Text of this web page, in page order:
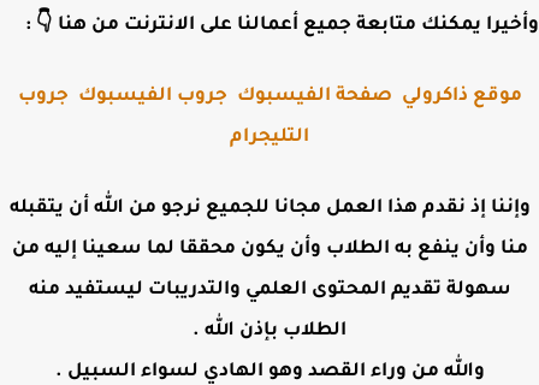
يمكنك متابعة جميع أعمالنا على الانترنت من هنا 👇 :
ذاكرولي صفحة الفيسبوك جروب الفيسبوك جروب
التليجرام
إذ نقدم هذا العمل مجانا للجميع نرجو من الله أن يتقبله
وأن ينفع به الطلاب وأن يكون محققا لما سعينا إليه من
سهولة تقديم المحتوى العلمي والتدريبات ليستفيد منه
الطلاب بإذن الله .
والله من وراء القصد وهو الهادي لسواء السبيل .